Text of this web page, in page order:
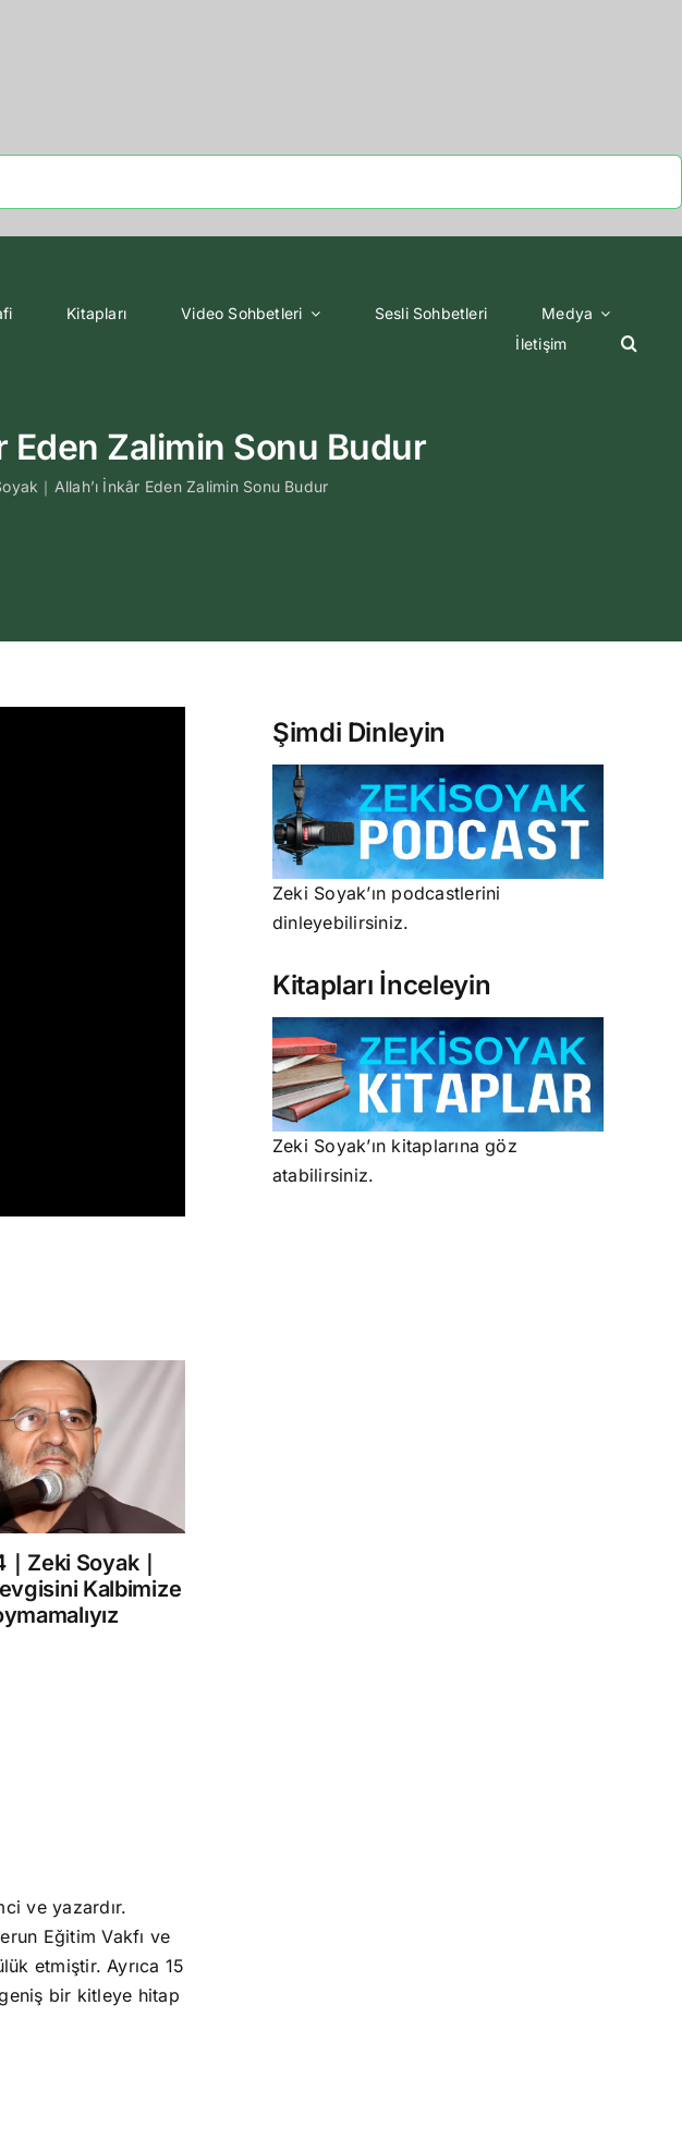
Kitapları Video Sohbetleri Sesli Sohbetleri
Medya
İletişim
Eden Zalimin Sonu Budur
｜Allah’ı İnkâr Eden Zalimin Sonu Budur
Zeki Soyak｜
Kalbimize
ve yazardır.
Eğitim Vakfı ve
etmiştir. Ayrıca 15
bir kitleye hitap
Şimdi Dinleyin
Zeki Soyak’ın podcastlerini
dinleyebilirsiniz.
Kitapları İnceleyin
Zeki Soyak’ın kitaplarına göz
atabilirsiniz.